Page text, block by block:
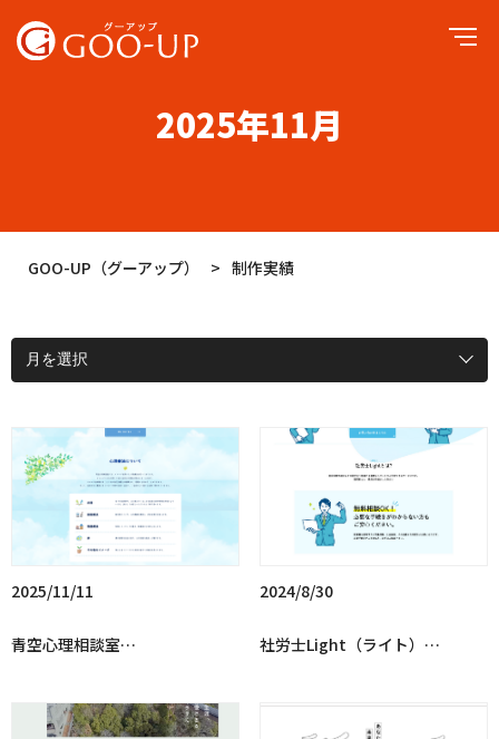
STAFF BLOG
2025年11月
GOO-UP（グーアップ） > 制作実績
2025/11/11
青空心理相談室…
2024/8/30
社労士Light（ライト）…